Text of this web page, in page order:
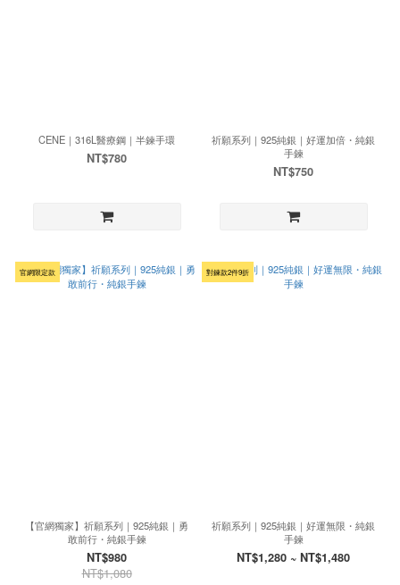
CENE｜316L醫療鋼｜半鍊手環
NT$780
祈願系列｜925純銀｜好運加倍・純銀
手鍊
NT$750
官網限定款
【官網獨家】祈願系列｜925純銀｜勇
敢前行・純銀手鍊
NT$980
NT$1,080
對鍊款2件9折
祈願系列｜925純銀｜好運無限・純銀
手鍊
NT$1,280 ~ NT$1,480